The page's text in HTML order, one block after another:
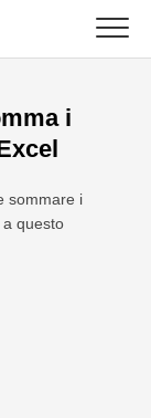
i
sommare i
questo